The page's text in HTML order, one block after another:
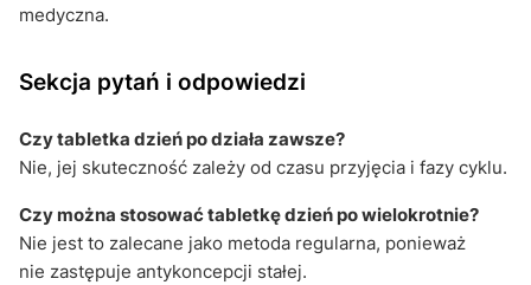
medyczna.
Sekcja pytań i odpowiedzi
Czy tabletka dzień po działa zawsze?
Nie, jej skuteczność zależy od czasu przyjęcia i fazy cyklu.
Czy można stosować tabletkę dzień po wielokrotnie?
Nie jest to zalecane jako metoda regularna, ponieważ
nie zastępuje antykoncepcji stałej.